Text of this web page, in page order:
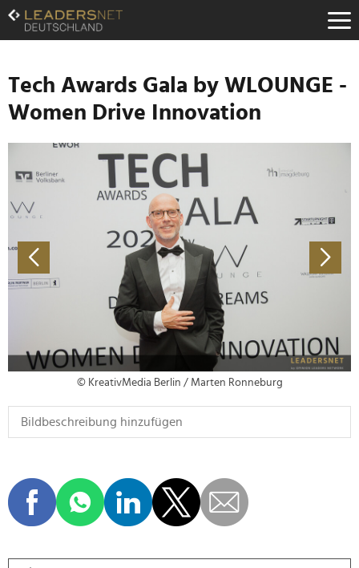
Zum
Inhalt
Zur
Navigation
Zur
Hauptnavigation
Tech Awards Gala by WLOUNGE -
Women Drive Innovation
© KreativMedia Berlin / Marten Ronneburg